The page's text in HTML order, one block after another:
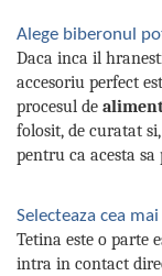
Alege biberonul
Daca inca il
accesoriu perfect
procesul de
folosit, de curatat
pentru ca acesta
Selecteaza cea
Tetina este o parte
intra in contact